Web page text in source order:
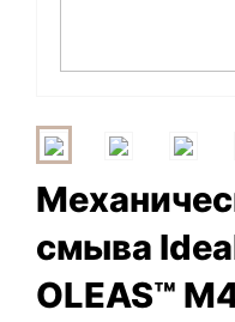
смыва
OLEAS™